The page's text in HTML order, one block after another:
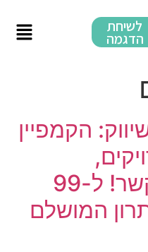
והלקוח… לא מתקשר! ל-99